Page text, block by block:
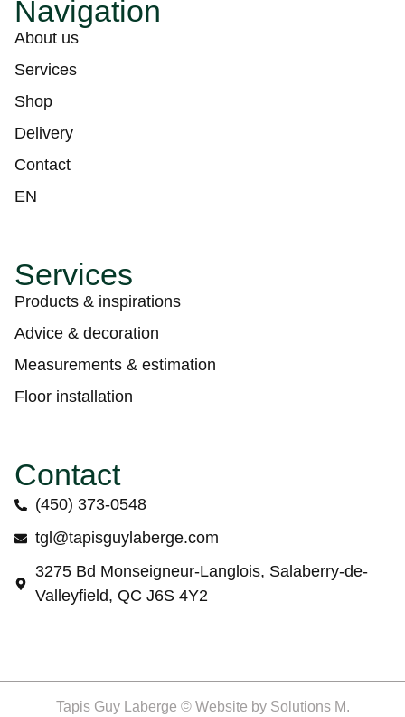
Navigation
About us
Services
Shop
Delivery
Contact
EN
Services
Products & inspirations
Advice & decoration
Measurements & estimation
Floor installation
Contact
(450) 373-0548
tgl@tapisguylaberge.com
3275 Bd Monseigneur-Langlois, Salaberry-de-
Valleyfield, QC J6S 4Y2
Tapis Guy Laberge © Website by Solutions M.